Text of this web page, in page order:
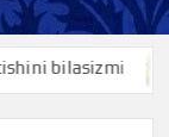
bilasizmi